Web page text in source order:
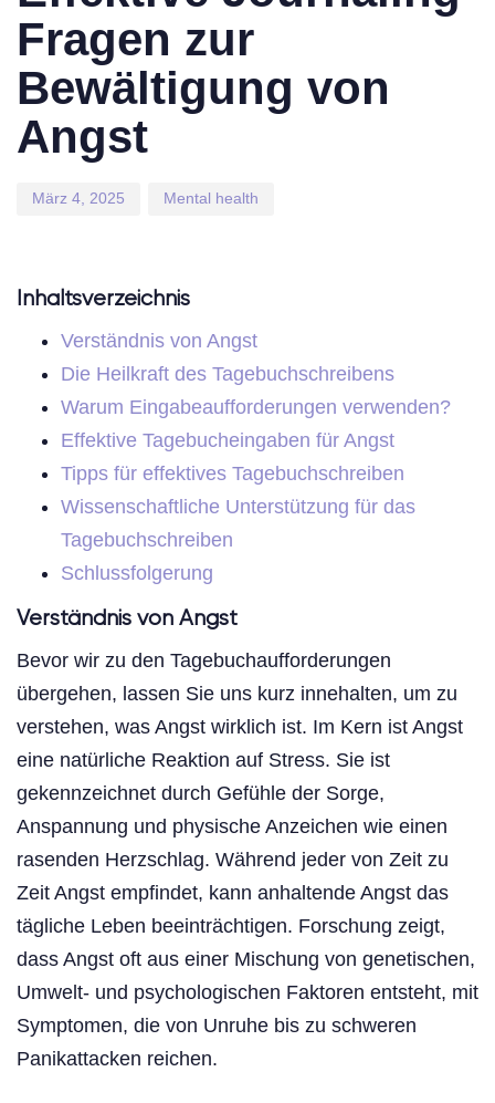
Fragen zur
Bewältigung von
Angst
März 4, 2025 Mental health
Inhaltsverzeichnis
Verständnis von Angst
Die Heilkraft des Tagebuchschreibens
Warum Eingabeaufforderungen verwenden?
Effektive Tagebucheingaben für Angst
Tipps für effektives Tagebuchschreiben
Wissenschaftliche Unterstützung für das
Tagebuchschreiben
Schlussfolgerung
Verständnis von Angst
Bevor wir zu den Tagebuchaufforderungen
übergehen, lassen Sie uns kurz innehalten, um zu
verstehen, was Angst wirklich ist. Im Kern ist Angst
eine natürliche Reaktion auf Stress. Sie ist
gekennzeichnet durch Gefühle der Sorge,
Anspannung und physische Anzeichen wie einen
rasenden Herzschlag. Während jeder von Zeit zu
Zeit Angst empfindet, kann anhaltende Angst das
tägliche Leben beeinträchtigen. Forschung zeigt,
dass Angst oft aus einer Mischung von genetischen,
Umwelt- und psychologischen Faktoren entsteht, mit
Symptomen, die von Unruhe bis zu schweren
Panikattacken reichen.